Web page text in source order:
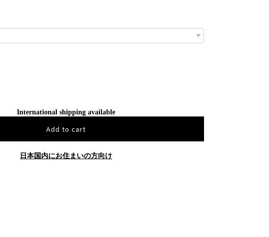
International shipping available
Add to cart
日本国内にお住まいの方向け